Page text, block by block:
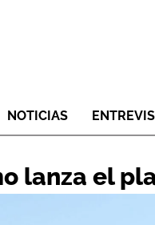
NOTICIAS
lanza el